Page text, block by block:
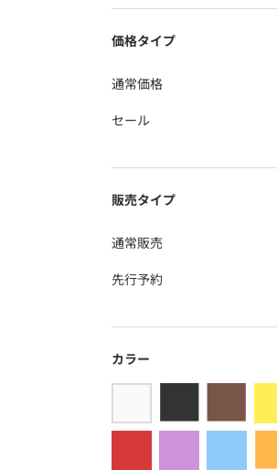
価格タイプ
通常価格
セール
販売タイプ
通常販売
先行予約
カラー